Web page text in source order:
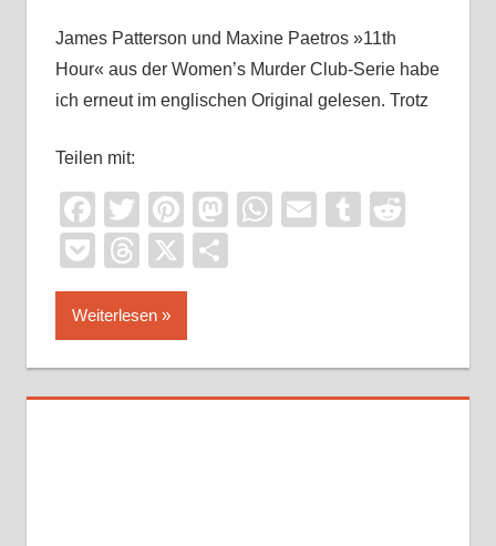
James Patterson und Maxine Paetros »11th
Hour« aus der Women’s Murder Club-Serie habe
ich erneut im englischen Original gelesen. Trotz
Teilen mit:
Facebook
TwitterPinterest
Mastodon
WhatsApp
EmailTumblr
PocketThreads
X
Weiterlesen